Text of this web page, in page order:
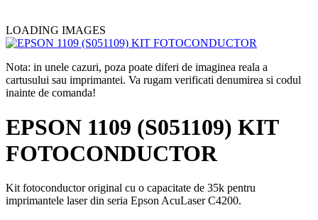
LOADING IMAGES
Nota: in unele cazuri, poza poate diferi de imaginea reala a
cartusului sau imprimantei. Va rugam verificati denumirea si codul
inainte de comanda!
EPSON 1109 (S051109) KIT
FOTOCONDUCTOR
Kit fotoconductor original cu o capacitate de 35k pentru
imprimantele laser din seria Epson AcuLaser C4200.